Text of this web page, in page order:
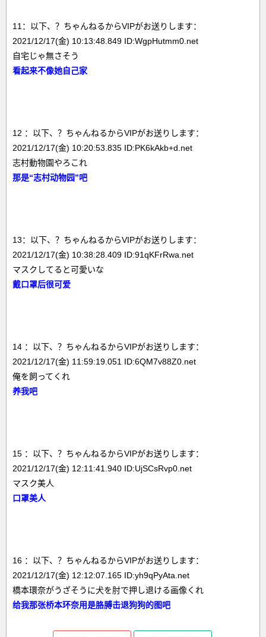
11：以下、？ちゃんねるからVIPがお送りします：
2021/12/17(金) 10:13:48.849 ID:WgpHutmm0.net
自宅じゃ無さそう
看起来不像她自己家
12 ：以下、？ちゃんねるからVIPがお送りします：
2021/12/17(金) 10:20:53.835 ID:PK6kAkb+d.net
志村動物園やろこれ
那是“志村动物园”吧
13：以下、？ちゃんねるからVIPがお送りします：
2021/12/17(金) 10:38:28.409 ID:91qKFrRwa.net
マスクしてると可愛いな
戴口罩后很可爱
14 ：以下、？ちゃんねるからVIPがお送りします：
2021/12/17(金) 11:59:19.051 ID:6QM7v88Z0.net
俺を飼ってくれ
养我吧
15 ：以下、？ちゃんねるからVIPがお送りします：
2021/12/17(金) 12:11:41.940 ID:UjSCsRvp0.net
マスク美人
口罩美人
16 ：以下、？ちゃんねるからVIPがお送りします：
2021/12/17(金) 12:12:07.165 ID:yh9qPyAta.net
橋本環奈がうざそうに犬を肘で押し退ける画像くれ
给我那张桥本环奈用是胳膊击退狗狗的图吧